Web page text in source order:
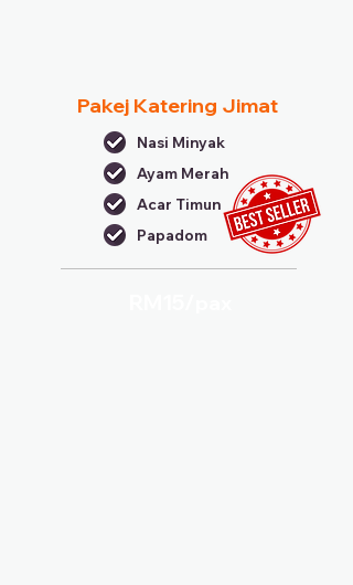
Pakej Katering Jimat
Nasi Minyak
Ayam Merah
Acar Timun
Papadom